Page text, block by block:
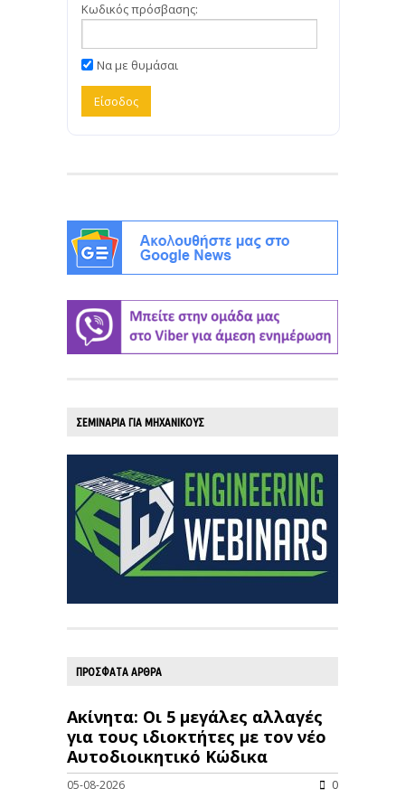
Κωδικός πρόσβασης:
Να με θυμάσαι
ΣΕΜΙΝΑΡΙΑ ΓΙΑ ΜΗΧΑΝΙΚΟΥΣ
ΠΡΟΣΦΑΤΑ ΑΡΘΡΑ
Ακίνητα: Οι 5 μεγάλες αλλαγές
για τους ιδιοκτήτες με τον νέο
Αυτοδιοικητικό Κώδικα
05-08-2026 0